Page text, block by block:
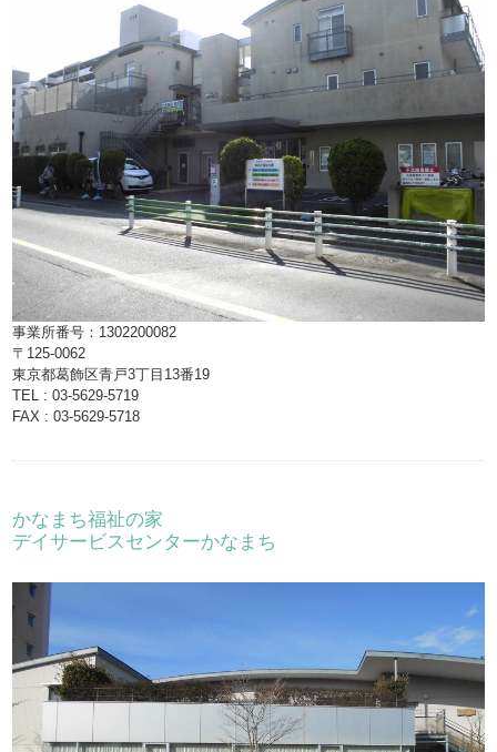
事業所番号：1302200082
〒125-0062
東京都葛飾区青戸3丁目13番19
TEL : 03-5629-5719
FAX : 03-5629-5718
かなまち福祉の家
デイサービスセンターかなまち